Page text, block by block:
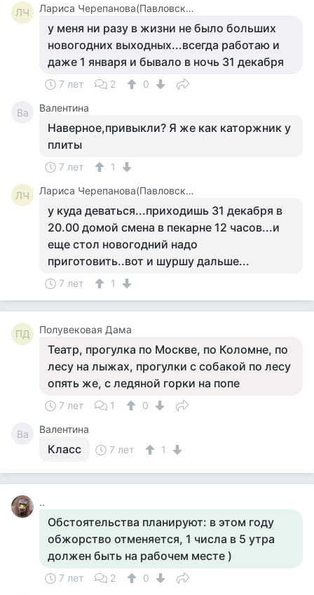
ЛЧ Лариса Черепанова(Павловская)
у меня ни разу в жизни не было больших
новогодних выходных...всегда работаю и
даже 1 января и бывало в ночь 31 декабря
7 лет 2 0
Ва Валентина
Наверное,привыкли? Я же как каторжник у
плиты
7 лет 1
ЛЧ Лариса Черепанова(Павловская)
у куда деваться...приходишь 31 декабря в
20.00 домой смена в пекарне 12 часов...и
еще стол новогодний надо
приготовить..вот и шуршу дальше...
7 лет 1
ПД Полувековая Дама
Театр, прогулка по Москве, по Коломне, по
лесу на лыжах, прогулки с собакой по лесу
опять же, с ледяной горки на попе
7 лет 1 0
Ва Валентина
Класс 7 лет 1
..
Обстоятельства планируют: в этом году
обжорство отменяется, 1 числа в 5 утра
должен быть на рабочем месте )
7 лет 2 0